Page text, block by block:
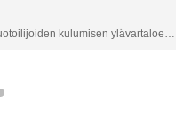
saumaton muotoilijoiden kulumisen ylävartaloefekti: ei tiukka, ei tukkoinen, ei tiukka. Perinteinen halkiovärjäysvaatteiden paine yli 4800